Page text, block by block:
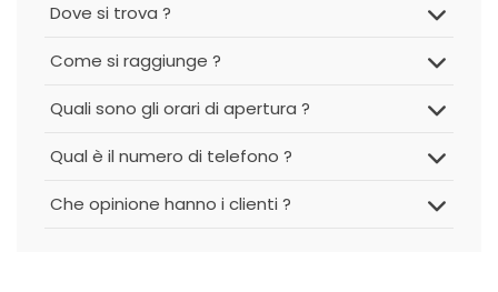
Dove si trova ?
Come si raggiunge ?
Quali sono gli orari di apertura ?
Qual è il numero di telefono ?
Che opinione hanno i clienti ?